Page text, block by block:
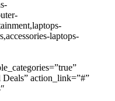
laptops-
Deals” action_link=”#”